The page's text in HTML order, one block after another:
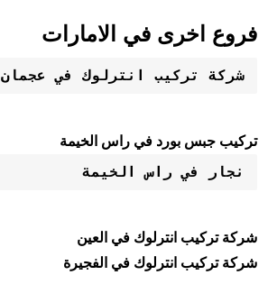
فروع اخرى في الامارات
شركة تركيب انترلوك في عجمان
تركيب جبس بورد في راس الخيمة
نجار في راس الخيمة
شركة تركيب انترلوك في العين
شركة تركيب انترلوك في الفجيرة